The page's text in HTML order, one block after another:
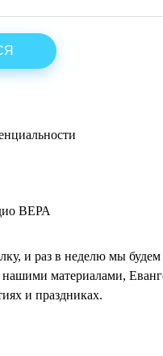
ВЕРА
и раз в неделю мы будем
материалами,
и праздниках.